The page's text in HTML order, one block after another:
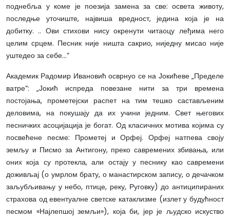
поднебља у коме је поезија замена за све: освета животу,
последње уточиште, највиша вредност, једина која је на
добитку. .. Ови стихови нису окренути читаоцу леђима него
целим срцем. Песник није ништа сакрио, ниједну мисао није
уштедео за себе…“
Академик Радомир Ивановић осврнуо се на Јокићеве „Пределе
ватре“: „Јокић испреда повезане нити за три времена
постојања, прометејски распет на тим тешко састављеним
деловима, на покушају да их учини једним. Свет његових
песничких асоцијација је богат. Од класичних мотива којима су
посвећене песме: Прометеј и Орфеј. Орфеј натпева своју
земљу и Писмо за Антигону, преко савремених збивања, или
оних која су протекла, али остају у песнику као савремени
доживљај (о умрлом брату, о манастирском запису, о дечачком
заљубљивању у небо, птице, реку, Руговку) до антиципираних
страхова од евентуалне светске катаклизме (излет у будућност
песмом «Најлепшој земљи»), која би, јер је људско искуство